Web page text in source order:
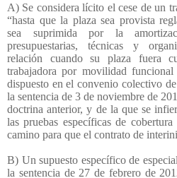
A) Se considera lícito el cese de un
“hasta que la plaza sea provista
sea suprimida por la
presupuestarias, técnicas y
relación cuando su plaza fuera
trabajadora por movilidad
dispuesto en el convenio colectivo
la sentencia de 3 de noviembre de
doctrina anterior, y de la que se
las pruebas específicas de
camino para que el contrato de
B) Un supuesto específico de
la sentencia de 27 de febrero de